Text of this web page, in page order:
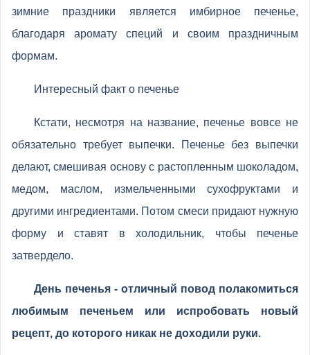
зимние праздники является имбирное печенье,
благодаря аромату специй и своим праздничным
формам.
Интересный факт о печенье
Кстати, несмотря на название, печенье вовсе не
обязательно требует выпечки. Печенье без выпечки
делают, смешивая основу с растопленным шоколадом,
медом, маслом, измельченными сухофруктами и
другими ингредиентами. Потом смеси придают нужную
форму и ставят в холодильник, чтобы печенье
затвердело.
День печенья - отличный повод полакомиться
любимым печеньем или испробовать новый
рецепт, до которого никак не доходили руки.